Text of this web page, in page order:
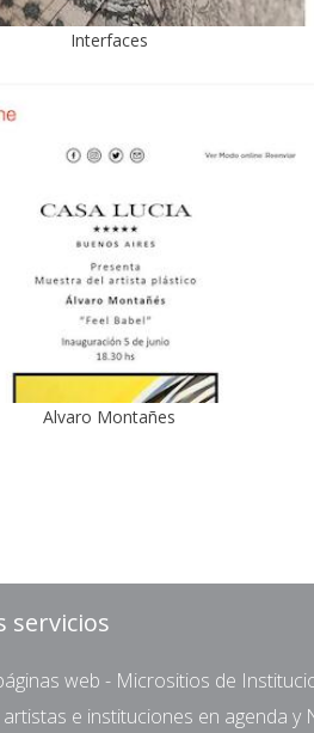
Interfaces
Alvaro Montañes
servicios
web - Micrositios de
e instituciones en agenda y